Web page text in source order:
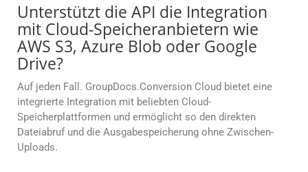
Unterstützt die API die Integration
mit Cloud-Speicheranbietern wie
AWS S3, Azure Blob oder Google
Drive?
Auf jeden Fall. GroupDocs.Conversion Cloud bietet eine
integrierte Integration mit beliebten Cloud-
Speicherplattformen und ermöglicht so den direkten
Dateiabruf und die Ausgabespeicherung ohne Zwischen-
Uploads.